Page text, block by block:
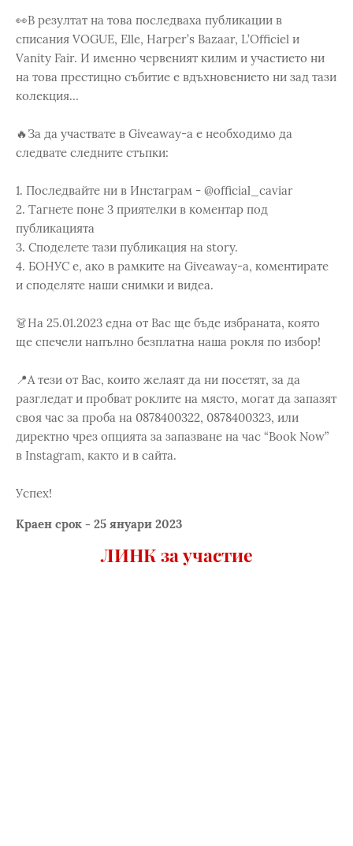
👀В резултат на това последваха публикации в
списания VOGUE, Elle, Harper’s Bazaar, L’Officiel и
Vanity Fair. И именно червеният килим и участието ни
на това престицно събитие е вдъхновението ни зад тази
колекция…
🔥За да участвате в Giveaway-a е необходимо да
следвате следните стъпки:
1. Последвайте ни в Инстаграм - @official_caviar
2. Тагнете поне 3 приятелки в коментар под
публикацията
3. Споделете тази публикация на story.
4. БОНУС е, ако в рамките на Giveaway-a, коментирате
и споделяте наши снимки и видеа.
👗На 25.01.2023 една от Вас ще бъде избраната, която
ще спечели напълно безплатна наша рокля по избор!
📍А тези от Вас, които желаят да ни посетят, за да
разгледат и пробват роклите на място, могат да запазят
своя час за проба на 0878400322, 0878400323, или
директно чрез опцията за запазване на час “Book Now”
в Instagram, както и в сайта.
Успех!
Краен срок - 25 януари 2023
ЛИНК за участие